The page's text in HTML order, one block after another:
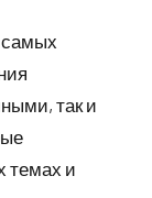
самых
так и
темах и